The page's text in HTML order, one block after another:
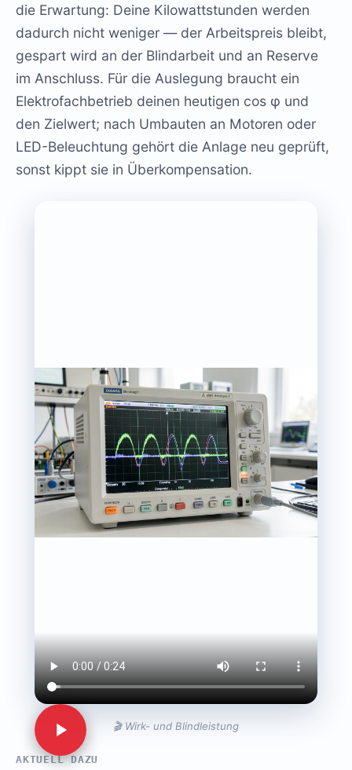
die Erwartung: Deine Kilowattstunden werden
dadurch nicht weniger — der Arbeitspreis bleibt,
gespart wird an der Blindarbeit und an Reserve
im Anschluss. Für die Auslegung braucht ein
Elektrofachbetrieb deinen heutigen cos φ und
den Zielwert; nach Umbauten an Motoren oder
LED-Beleuchtung gehört die Anlage neu geprüft,
sonst kippt sie in Überkompensation.
🎬 Wirk- und Blindleistung
AKTUELL DAZU